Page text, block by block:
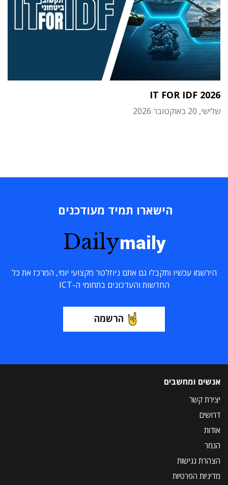
IT FOR IDF 2026
שלישי, 20 באוקטובר 2026
הישארו תמיד מעודכנים
Dailymaily
הירשמו עכשיו ותקבלו גם אתם ניוזלטר מקצועי יומי, המרכז את כל
החדשות והעדכונים בתחומי ה-ICT
הרשמה
אנשים ומחשבים
יצירת קשר
דרושים
אודות
הנמר
הצהרת נגישות
מדיניות הפרטיות